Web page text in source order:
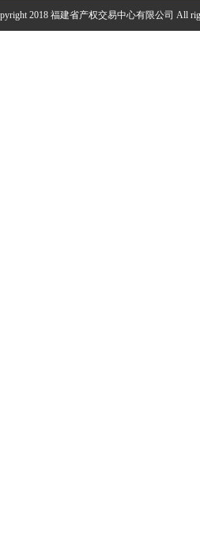
2018 福建省产权交易中心有限公司 All